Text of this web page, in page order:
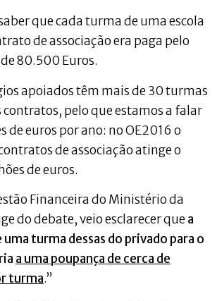
que cada turma de uma escola
de associação era paga pelo
80.500 Euros.
apoiados têm mais de 30 turmas
contratos, pelo que estamos a falar
de euros por ano: no OE2016 o
de associação atinge o
de euros.
Financeira do Ministério da
do debate, veio esclarecer quea
turma dessas do privado para o
a uma poupança de cerca de
turma.”